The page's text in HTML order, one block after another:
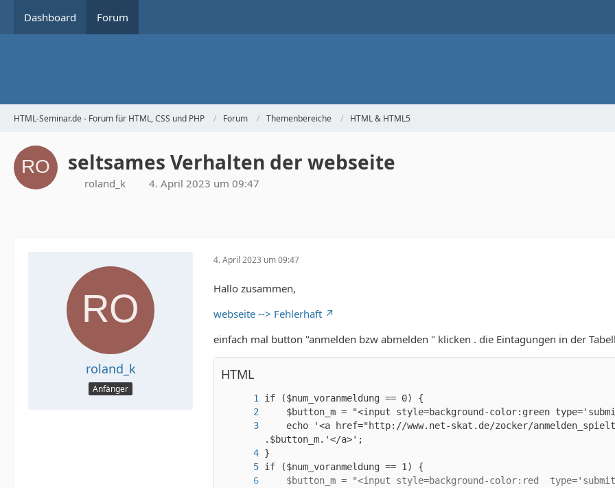
Dashboard Forum
HTML-Seminar.de - Forum für HTML, CSS und PHP Forum Themenbereiche HTML & HTML5
seltsames Verhalten der webseite
roland_k 4. April 2023 um 09:47
roland_k
Anfänger
4. April 2023 um 09:47
Hallo zusammen,
webseite --> Fehlerhaft
einfach mal button "anmelden bzw abmelden " klicken . die Eintagungen in der
HTML
echo '<a href="http://www.net-skat.de/zocker/